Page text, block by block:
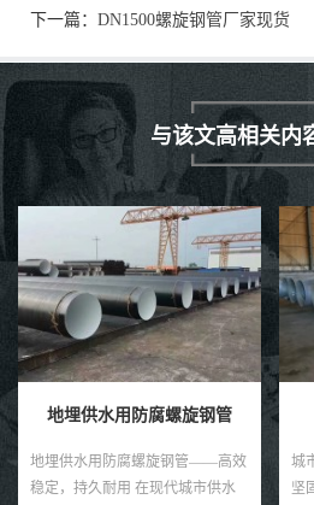
下一篇： DN1500螺旋钢管厂家现货
与该文高相关内
地埋供水用防腐螺旋钢管
地埋供水用防腐螺旋钢管——高效
稳定，持久耐用 在现代城市供水
城
坚